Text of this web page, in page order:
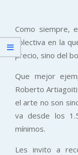
Como siempre,
colectiva en la
precio, sino del
Que mejor
Roberto
el arte no son
va desde los
mínimos.
Les invito a